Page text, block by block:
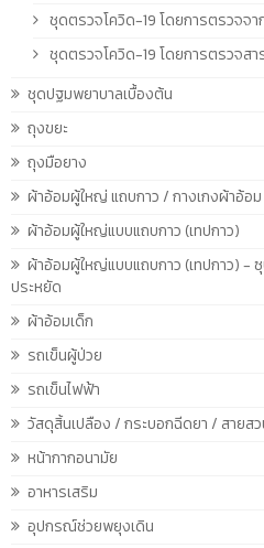
ชุดตรวจโควิด-19 โดยการตรวจจ
ชุดตรวจโควิด-19 โดยการตรวจส
ชุดปฐมพยาบาลเบื้องต้น
ถุงขยะ
ถุงมือยาง
ผ้าอ้อมผู้ใหญ่ แถบกาว / กางเกงผ้าอ้อ
ผ้าอ้อมผู้ใหญ่แบบแถบกาว (เทปกาว)
ผ้าอ้อมผู้ใหญ่แบบแถบกาว (เทปกาว) -
ประหยัด
ผ้าอ้อมเด็ก
รถเข็นผู้ป่วย
รถเข็นไฟฟ้า
วัสดุสิ้นเปลือง / กระบอกฉีดยา / สายสว
หน้ากากอนามัย
อาหารเสริม
อุปกรณ์ช่วยพยุงเดิน